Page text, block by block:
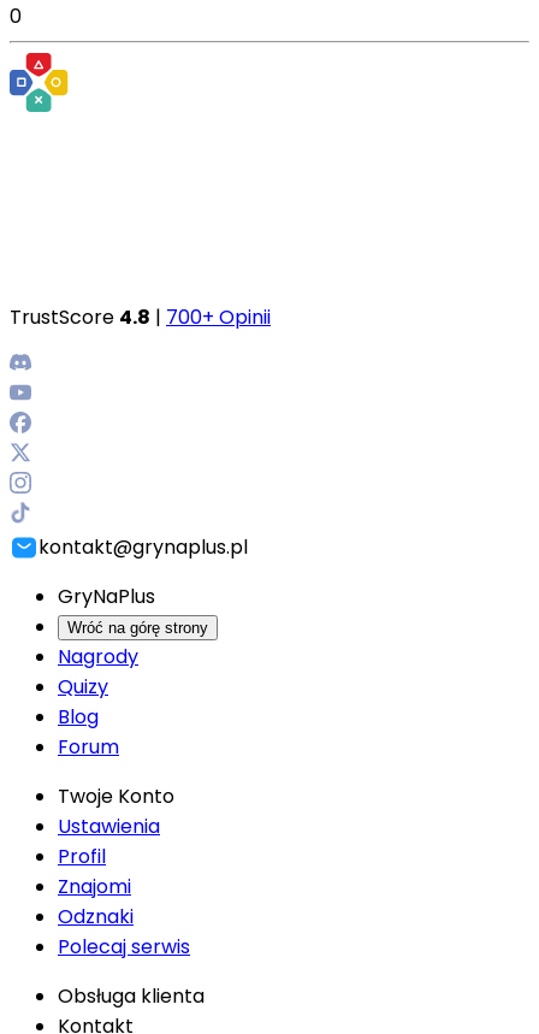
0
TrustScore 4.8 | 700+ Opinii
kontakt@grynaplus.pl
GryNaPlus
Wróć na górę strony
Nagrody
Quizy
Blog
Forum
Twoje Konto
Ustawienia
Profil
Znajomi
Odznaki
Polecaj serwis
Obsługa klienta
Kontakt